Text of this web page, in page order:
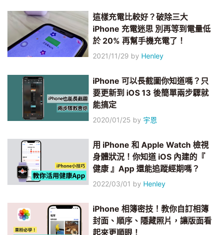
這樣充電比較好？破除三大
iPhone 充電迷思 別再等到電量低
於 20% 再幫手機充電了！
2021/11/29 by Henley
iPhone 可以長截圖你知道嗎？只
要更新到 iOS 13 後簡單兩步驟就
能搞定
2020/01/25 by 宇恩
用 iPhone 和 Apple Watch 檢視
身體狀況！你知道 iOS 內建的『
健康 』App 還能追蹤經期嗎？
2022/03/01 by Henley
iPhone 相簿密技！教你自訂相簿
封面、順序、隱藏照片，讓版面看
起來更順眼！